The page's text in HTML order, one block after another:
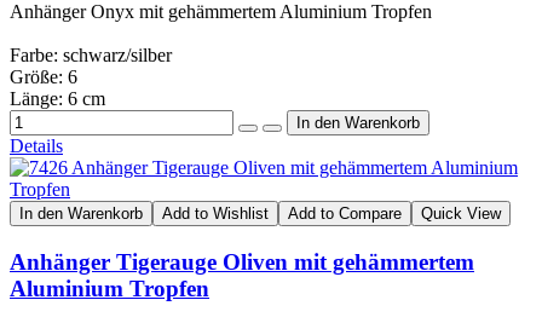
Anhänger Onyx mit gehämmertem Aluminium Tropfen
Farbe: schwarz/silber
Größe: 6
Länge: 6 cm
Details
In den Warenkorb Add to Wishlist Add to Compare Quick View
Anhänger Tigerauge Oliven mit gehämmertem
Aluminium Tropfen